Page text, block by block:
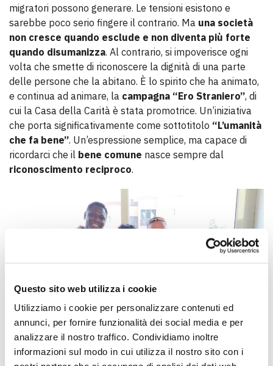
Questo sito web utilizza i cookie
Utilizziamo i cookie per personalizzare contenuti ed
annunci, per fornire funzionalità dei social media e per
analizzare il nostro traffico. Condividiamo inoltre
informazioni sul modo in cui utilizza il nostro sito con i
migratori possono generare. Le tensioni esistono e
sarebbe poco serio fingere il contrario. Ma una società
non cresce quando esclude e non diventa più forte
quando disumanizza. Al contrario, si impoverisce ogni
volta che smette di riconoscere la dignità di una parte
delle persone che la abitano. È lo spirito che ha animato,
e continua ad animare, la campagna “Ero Straniero”, di
cui la Casa della Carità è stata promotrice. Un’iniziativa
che porta significativamente come sottotitolo “L’umanità
che fa bene”. Un’espressione semplice, ma capace di
ricordarci che il bene comune nasce sempre dal
riconoscimento reciproco.